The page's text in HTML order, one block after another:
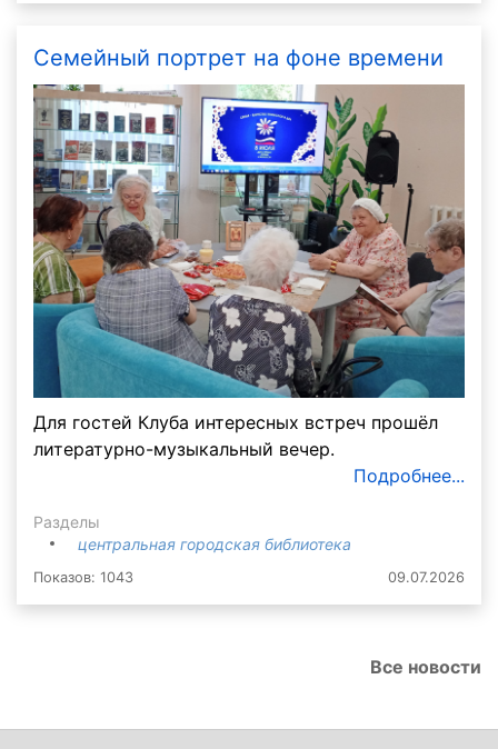
Семейный портрет на фоне времени
Для гостей Клуба интересных встреч прошёл
литературно-музыкальный вечер.
Подробнее...
Разделы
центральная городская библиотека
Показов: 1043 09.07.2026
Все новости